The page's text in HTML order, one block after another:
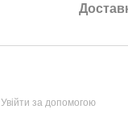
Увійти за допомогою